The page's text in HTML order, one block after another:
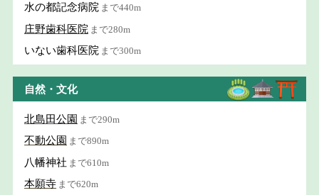
水の都記念病院 まで440m
庄野歯科医院 まで280m
いない歯科医院 まで300m
自然・文化
北島田公園 まで290m
不動公園 まで890m
八幡神社 まで610m
本願寺 まで620m